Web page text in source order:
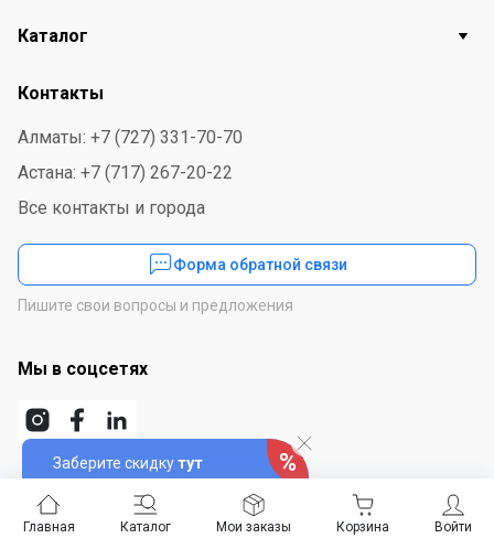
Главная Каталог Войти
Мои заказы Корзина
Заберите скидкутут
Каталог
Контакты
Алматы: +7 (727) 331-70-70
Астана: +7 (717) 267-20-22
Все контакты и города
Форма обратной связи
Пишите свои вопросы и предложения
Мы в соцсетях